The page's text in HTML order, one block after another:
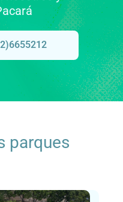
parques